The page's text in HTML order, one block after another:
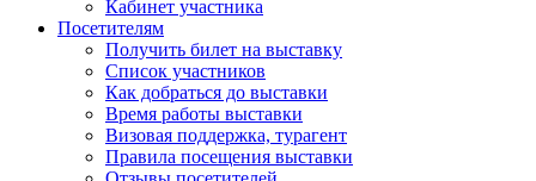
Кабинет участника
Посетителям
Получить билет на выставку
Список участников
Как добраться до выставки
Время работы выставки
Визовая поддержка, турагент
Правила посещения выставки